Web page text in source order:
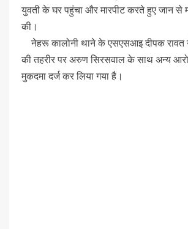
युवती के घर पहुंचा और मारपीट करते हुए जान से
की।
नेहरू कालोनी थाने के एसएसआइ दीपक रावत
की तहरीर पर अरुण सिरसवाल के साथ अन्य
मुकदमा दर्ज कर लिया गया है।